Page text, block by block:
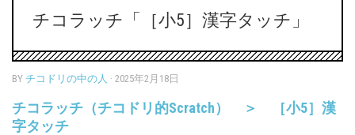
チコラッチ「［小5］漢字タッチ」
BY チコドリの中の人 · 2025年2月18日
チコラッチ（チコドリ的Scratch） ＞ ［小5］漢
字タッチ